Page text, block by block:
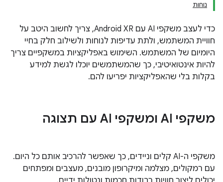
נוחות
כדי לעצב משקפי AI עם Android XR, צריך לחשוב היטב על
חוויית המשתמש, ולתת עדיפות לנוחות ולשילוב חלק בחיי
היומיום של המשתמש. השימוש באפליקציות במשקפיים צריך
להיות אינטואיטיבי, כך שהמשתמשים יוכלו לגשת למידע
בקלות בלי שהאפליקציות יפריעו להם.
משקפי AI ומשקפי AI עם תצוגה
משקפי ה-AI קלים וניידים, כך שאפשר להרכיב אותם כל היום.
עם רמקולים, מצלמה ומיקרופון מובנים, מעצבים ומפתחים